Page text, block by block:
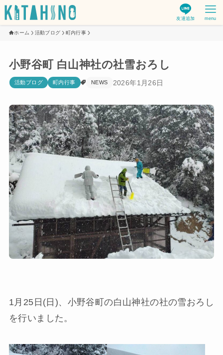
友達追加 menu
ホーム 活動ブログ 町内行事
小野谷町 白山神社の社雪おろし
活動ブログ 町内行事 NEWS 2026年1月26日
1月25日(日)、小野谷町の白山神社の社の雪おろし
を行いました。